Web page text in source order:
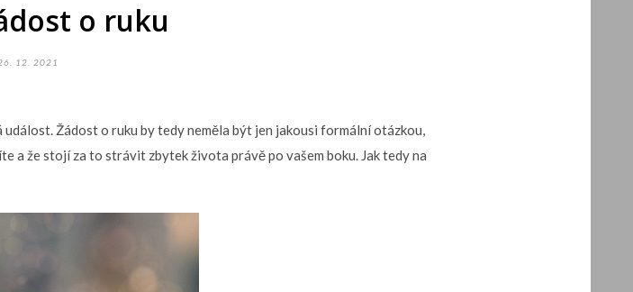
o ruku
12. 2021
Žádost o ruku by tedy neměla být jen jakousi formální otázkou,
a že stojí za to strávit zbytek života právě po vašem boku. Jak tedy na